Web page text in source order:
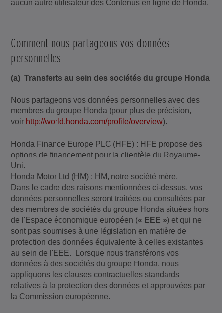
aucun autre utilisateur des Contenus en ligne de Honda.
Comment nous partageons vos données
personnelles
(a) Transferts au sein des sociétés du groupe Honda
Nous partageons vos données personnelles avec des
membres du groupe Honda (pour plus de précision,
voir http://world.honda.com/profile/overview).
Honda Finance Europe PLC (HFE) : HFE propose des
options de financement pour la clientèle du Royaume-
Uni.
Honda Motor Ltd (HM) : HM, notre société mère,
Dans le cadre des raisons mentionnées ci-dessus, vos
données personnelles seront traitées ou consultées par
des membres de sociétés du groupe Honda situées hors
de l'Espace économique européen (« EEE ») et qui ne
sont pas soumises à une législation en matière de
protection des données équivalente à celles existantes
au sein de l'EEE. Lorsque nous transférons vos
données à des sociétés du groupe Honda, nous
appliquons les clauses contractuelles standards
relatives à la protection des données et approuvées par
la Commission européenne.